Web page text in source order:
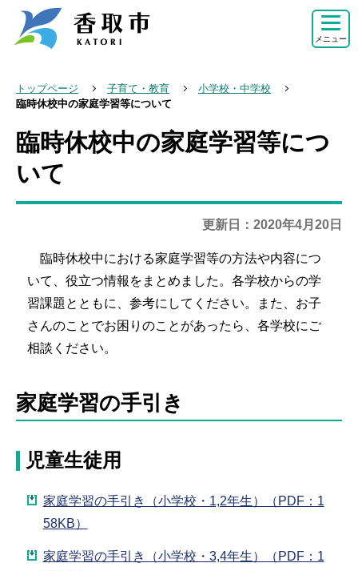
メニュー
トップページ 子育て・教育
小学校・中学校
臨時休校中の家庭学習等について
本
こ
こ
臨時休校中の家庭学習等につ
いて
更新日：2020年4月20日
臨時休校中における家庭学習等の方法や内容につ
いて、役立つ情報をまとめました。各学校からの学
習課題とともに、参考にしてください。また、お子
さんのことでお困りのことがあったら、各学校にご
相談ください。
家庭学習の手引き
児童生徒用
家庭学習の手引き（小学校・1,2年生）（PDF：1
58KB）
家庭学習の手引き（小学校・3,4年生）（PDF：1